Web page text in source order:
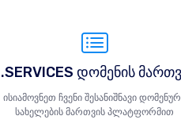
.SERVICES დომენის
ისიამოვნეთ ჩვენი შესანიშნავი
სახელების მართვის პლატფორმით